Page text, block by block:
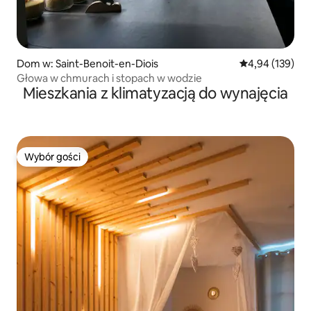
Dom w: Saint-Benoit-en-Diois Średnia
4,94 (139)
Głowa w chmurach i stopach w wodzie
Mieszkania z klimatyzacją do wynajęcia
Wybór gości
Wybór gości